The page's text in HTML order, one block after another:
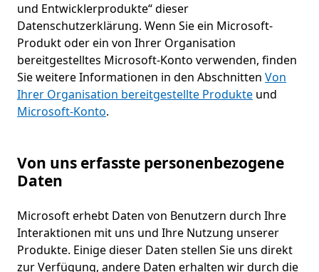
und Entwicklerprodukte“ dieser
Datenschutzerklärung. Wenn Sie ein Microsoft-
Produkt oder ein von Ihrer Organisation
bereitgestelltes Microsoft-Konto verwenden, finden
Sie weitere Informationen in den Abschnitten Von
Ihrer Organisation bereitgestellte Produkte und
Microsoft-Konto.
Von uns erfasste personenbezogene
Daten
Microsoft erhebt Daten von Benutzern durch Ihre
Interaktionen mit uns und Ihre Nutzung unserer
Produkte. Einige dieser Daten stellen Sie uns direkt
zur Verfügung, andere Daten erhalten wir durch die